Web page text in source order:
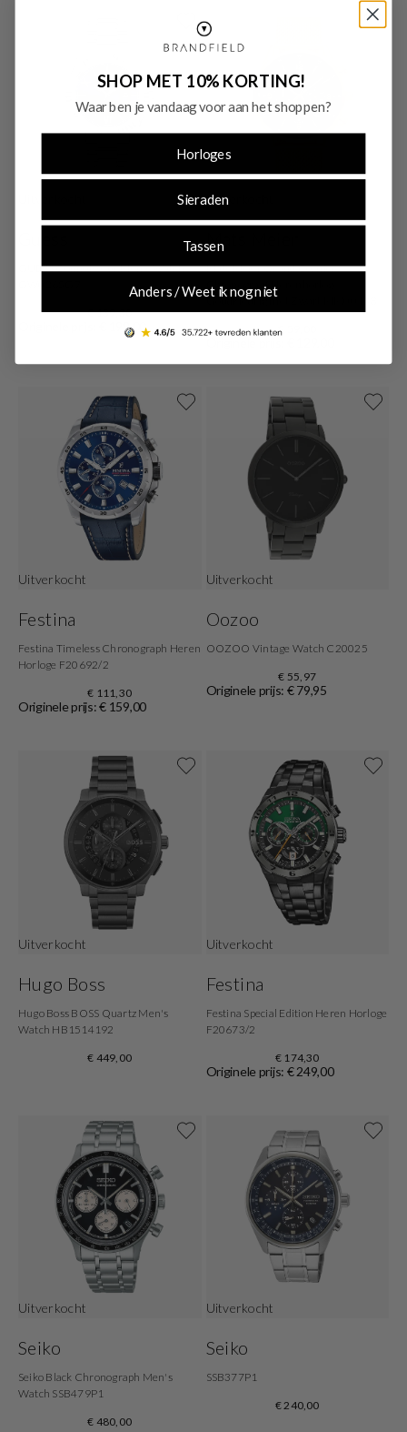
GUESS Connoisseur Men's Watch
€ 139,30
Originele prijs: € 199,00
Uitverkocht
Mats Meier Grand Cornier
Chronograaf Herenhorloge
Goudkleurig met Zwart MM00138
€ 59,00
Uitverkocht
Festina
Festina Timeless Chronograph Heren
Horloge F20692/2
€ 111,30
Originele prijs: € 159,00
Uitverkocht
Oozoo
OOZOO Vintage Watch C20025
€ 55,97
Originele prijs: € 79,95
Uitverkocht
Hugo Boss
Hugo Boss BOSS Quartz Men's
Watch HB1514192
€ 449,00
Uitverkocht
Festina
Festina Special Edition Heren Horloge
F20673/2
€ 174,30
Originele prijs: € 249,00
Uitverkocht
Seiko
Seiko Black Chronograph Men's
Watch SSB479P1
€ 480,00
Uitverkocht
Seiko
SSB377P1
€ 240,00
SHOP MET 10% KORTING!
Waar ben je vandaag voor aan het shoppen?
Horloges
Sieraden
Tassen
Anders / Weet ik nog niet